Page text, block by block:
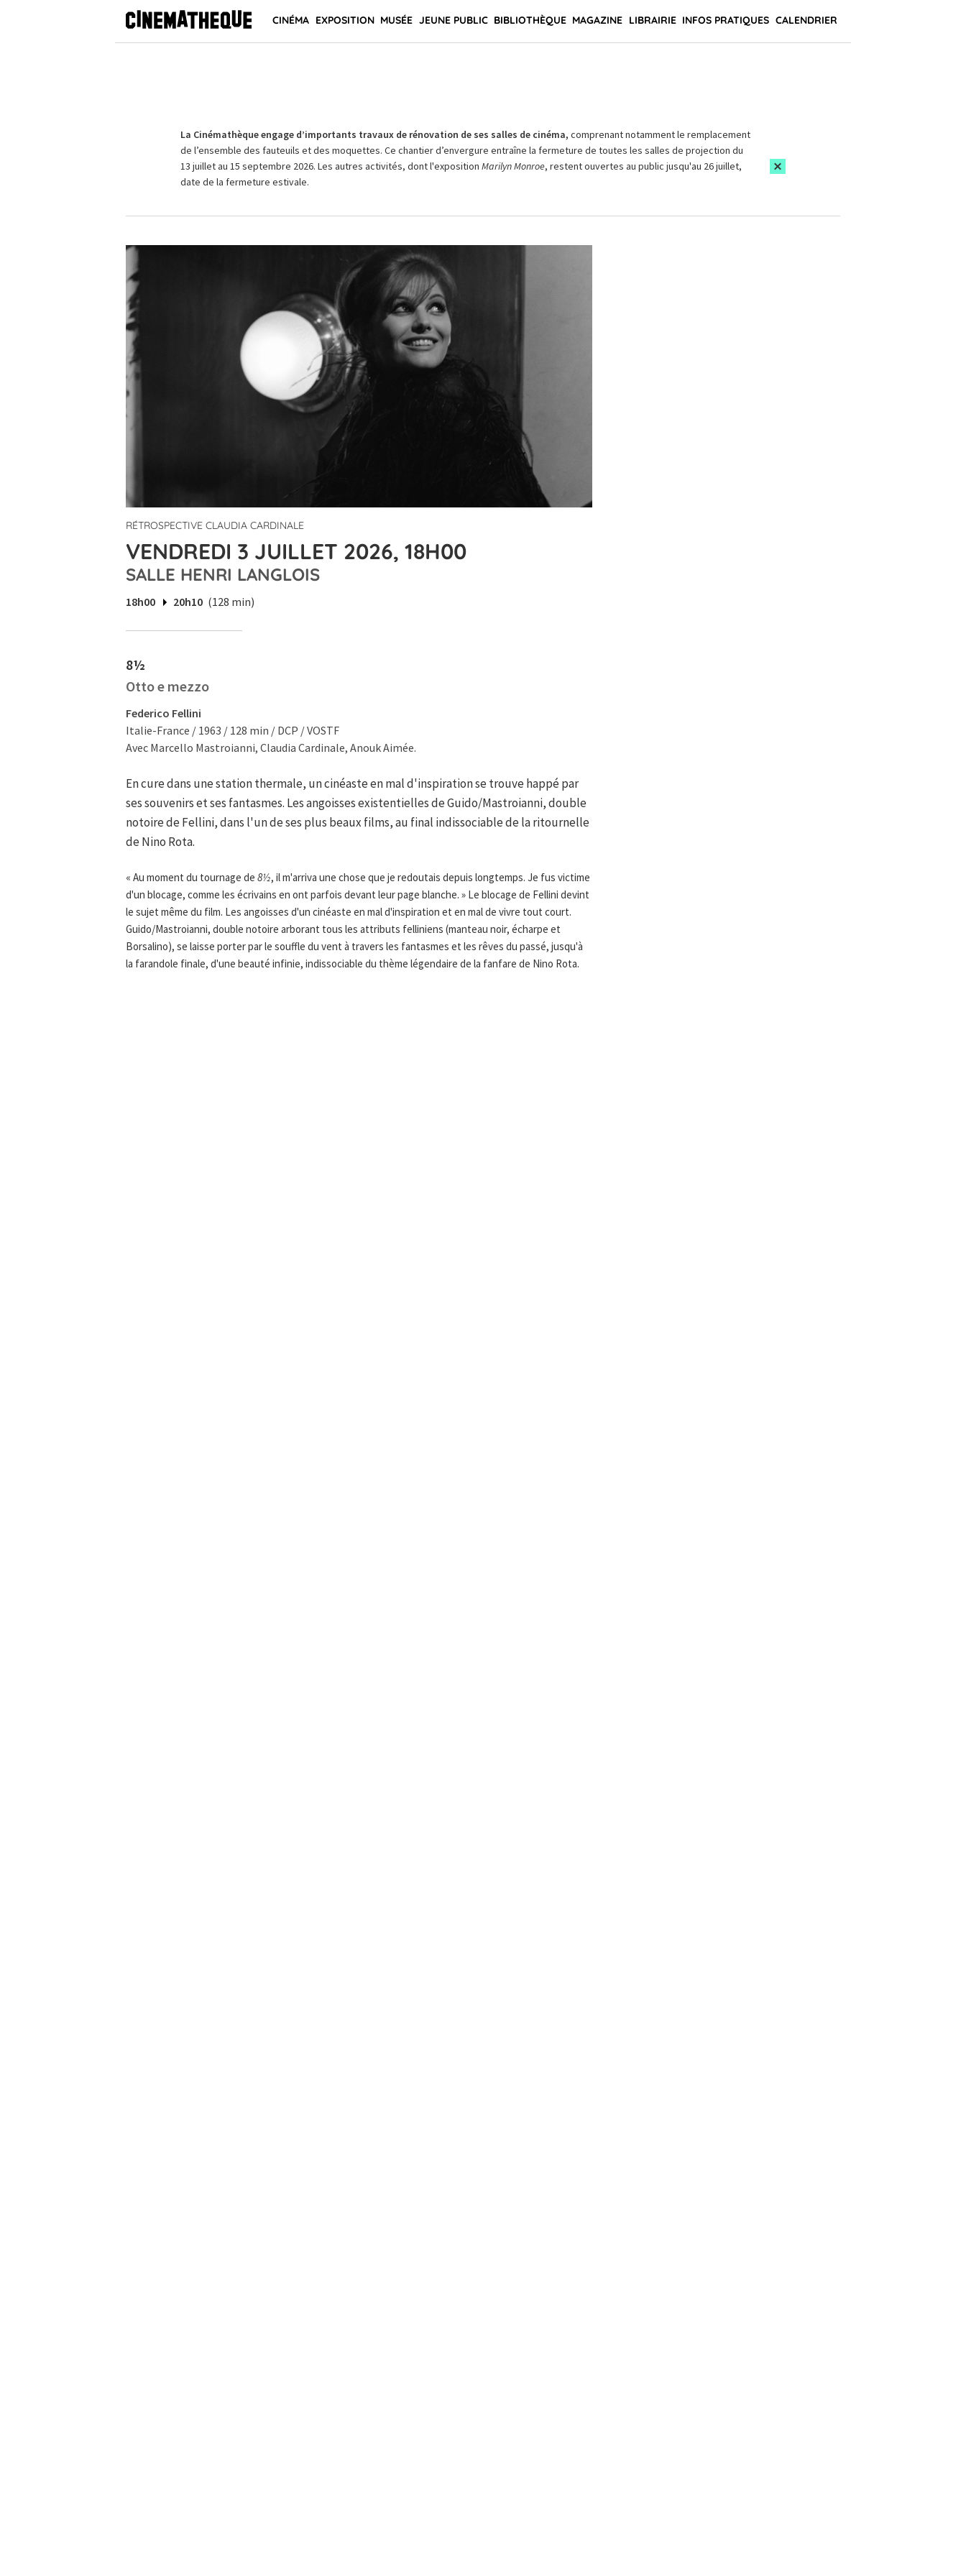
CINÉMA EXPOSITION MUSÉE JEUNE PUBLIC BIBLIOTHÈQUE MAGAZINE LIBRAIRIE INFOS PRATIQUES CALENDRIER
La Cinémathèque engage d’importants travaux de rénovation de ses salles de cinéma, comprenant notamment le remplacement
de l’ensemble des fauteuils et des moquettes. Ce chantier d’envergure entraîne la fermeture de toutes les salles de projection du
13 juillet au 15 septembre 2026. Les autres activités, dont l'exposition Marilyn Monroe, restent ouvertes au public jusqu'au 26 juillet,
date de la fermeture estivale.
RÉTROSPECTIVE CLAUDIA CARDINALE
VENDREDI 3 JUILLET 2026, 18H00
SALLE HENRI LANGLOIS
18h00 20h10 (128 min)
8½
Otto e mezzo
Federico Fellini
Italie-France / 1963 / 128 min / DCP / VOSTF
Avec Marcello Mastroianni, Claudia Cardinale, Anouk Aimée.
En cure dans une station thermale, un cinéaste en mal d'inspiration se trouve happé par
ses souvenirs et ses fantasmes. Les angoisses existentielles de Guido/Mastroianni, double
notoire de Fellini, dans l'un de ses plus beaux films, au final indissociable de la ritournelle
de Nino Rota.
« Au moment du tournage de 8½, il m'arriva une chose que je redoutais depuis longtemps. Je fus victime
d'un blocage, comme les écrivains en ont parfois devant leur page blanche. » Le blocage de Fellini devint
le sujet même du film. Les angoisses d'un cinéaste en mal d'inspiration et en mal de vivre tout court.
Guido/Mastroianni, double notoire arborant tous les attributs felliniens (manteau noir, écharpe et
Borsalino), se laisse porter par le souffle du vent à travers les fantasmes et les rêves du passé, jusqu'à
la farandole finale, d'une beauté infinie, indissociable du thème légendaire de la fanfare de Nino Rota.